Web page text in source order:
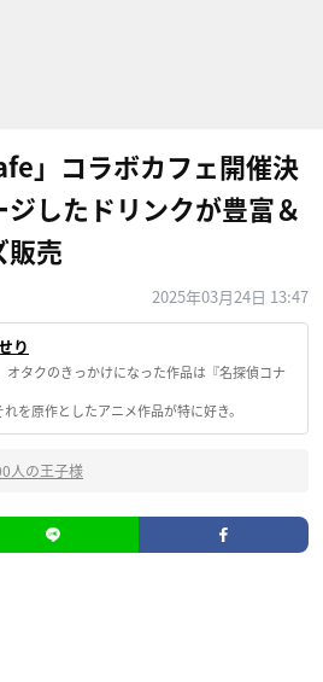
」コラボカフェ開催決
したドリンクが豊富＆
販売
2025年03月24日 13:47
り
オタクのきっかけになった作品は『名探偵コナ
を原作としたアニメ作品が特に好き。
人の王子様